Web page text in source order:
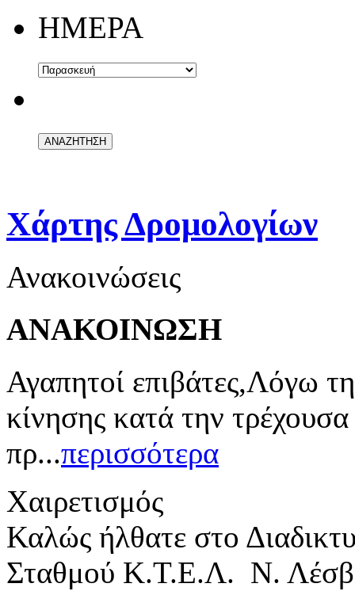
ΗΜΕΡΑ
Χάρτης Δρομολογίων
Ανακοινώσεις
ΑΝΑΚΟΙΝΩΣΗ
Αγαπητοί επιβάτες,Λόγω
κίνησης κατά την
πρ...περισσότερα
Χαιρετισμός
Καλώς ήλθατε στο
Σταθμού Κ.Τ.Ε.Λ. Ν.